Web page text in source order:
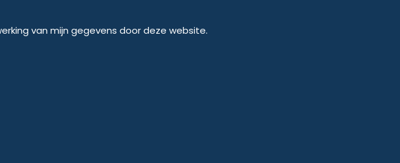
van mijn gegevens door deze website.